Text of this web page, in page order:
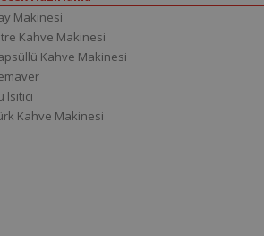
Makinesi
Kahve Makinesi
Kahve Makinesi
Isıtıcı
Kahve Makinesi